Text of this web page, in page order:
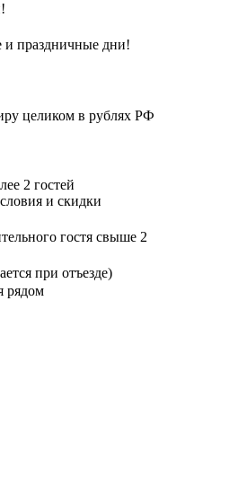
и праздничные дни!
целиком в рублях РФ
2 гостей
и скидки
гостя свыше 2
при отъезде)
рядом